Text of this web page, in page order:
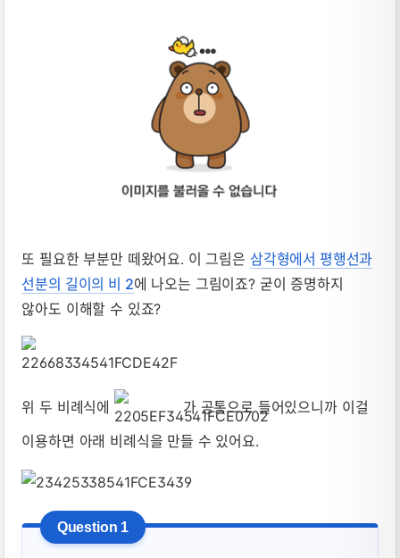
또 필요한 부분만 떼왔어요. 이 그림은 삼각형에서 평행선과
선분의 길이의 비 2에 나오는 그림이죠? 굳이 증명하지
않아도 이해할 수 있죠?
위 두 비례식에
가 공통으로 들어있으니까 이걸
이용하면 아래 비례식을 만들 수 있어요.